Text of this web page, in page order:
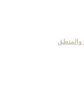
والمنطق